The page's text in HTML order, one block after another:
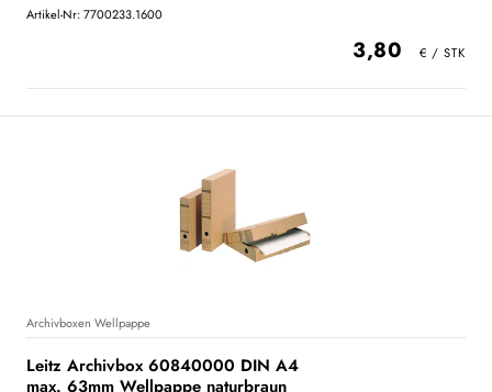
Artikel-Nr: 7700233.1600
3,80
Archivboxen Wellpappe
Leitz Archivbox 60840000 DIN A4
max. 63mm Wellpappe naturbraun